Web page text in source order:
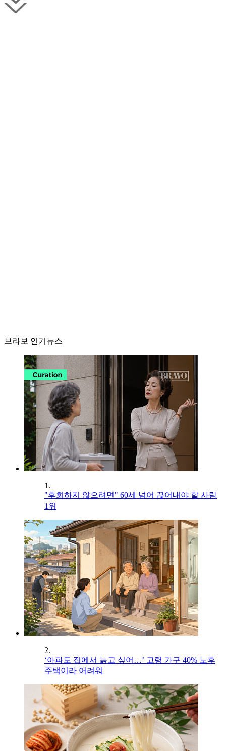
브라보 인기뉴스
1.
"후회하지 않으려면" 60세 넘어 끊어내야 할 사람
1위
2.
‘아파도 집에서 늙고 싶어…’ 고령 가구 40% 노후
주택이라 어려워